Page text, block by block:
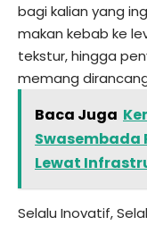
bagi kalian yang
makan kebab ke
tekstur, hingga
memang
Baca Juga
Swasembada
Lewat
Selalu Inovatif,